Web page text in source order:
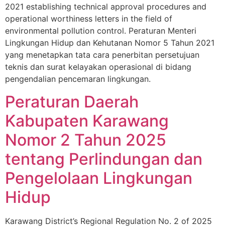
2021 establishing technical approval procedures and
operational worthiness letters in the field of
environmental pollution control. Peraturan Menteri
Lingkungan Hidup dan Kehutanan Nomor 5 Tahun 2021
yang menetapkan tata cara penerbitan persetujuan
teknis dan surat kelayakan operasional di bidang
pengendalian pencemaran lingkungan.
Peraturan Daerah
Kabupaten Karawang
Nomor 2 Tahun 2025
tentang Perlindungan dan
Pengelolaan Lingkungan
Hidup
Karawang District’s Regional Regulation No. 2 of 2025